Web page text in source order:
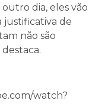
dia, eles vão
justificativa de
não são
watch?